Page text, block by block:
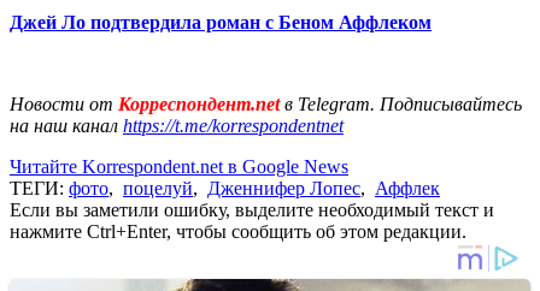
Джей Ло подтвердила роман с Беном Аффлеком
Новости от Корреспондент.netв Telegram. Подписывайтесь
на наш канал https://t.me/korrespondentnet
Читайте Korrespondent.net в Google News
ТЕГИ: фото, поцелуй, Дженнифер Лопес, Аффлек
Если вы заметили ошибку, выделите необходимый текст и
нажмите Ctrl+Enter, чтобы сообщить об этом редакции.